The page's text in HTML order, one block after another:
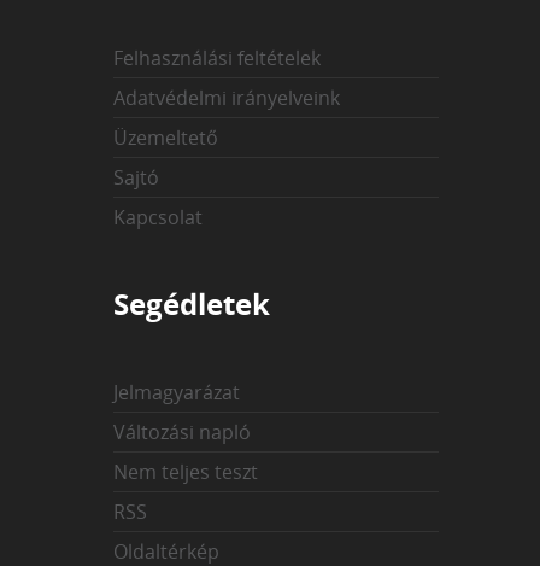
Felhasználási feltételek
Adatvédelmi irányelveink
Üzemeltető
Sajtó
Kapcsolat
Segédletek
Jelmagyarázat
Változási napló
Nem teljes teszt
RSS
Oldaltérkép